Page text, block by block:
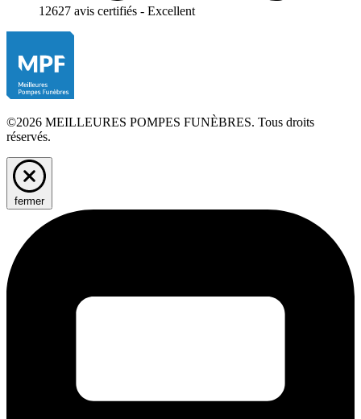
12627 avis certifiés - Excellent
©2026 MEILLEURES POMPES FUNÈBRES. Tous droits
réservés.
fermer